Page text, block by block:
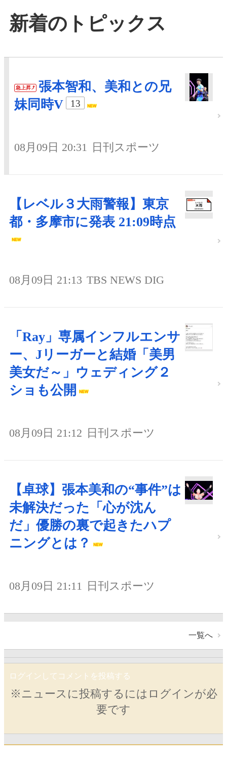
新着のトピックス
急上昇
張本智和、美和との兄
妹同時V
13
08月09日 20:31 日刊スポーツ
【レベル３大雨警報】東京
都・多摩市に発表 21:09時点
08月09日 21:13 TBS NEWS DIG
「Ray」専属インフルエンサ
ー、Jリーガーと結婚「美男
美女だ～」ウェディング２
ショも公開
08月09日 21:12 日刊スポーツ
【卓球】張本美和の“事件”は
未解決だった「心が沈ん
だ」優勝の裏で起きたハプ
ニングとは？
08月09日 21:11 日刊スポーツ
一覧へ
ログインしてコメントを投稿する
※ニュースに投稿するにはログインが必
要です